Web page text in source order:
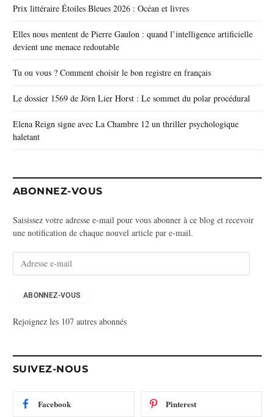
Prix littéraire Étoiles Bleues 2026 : Océan et livres
Elles nous mentent de Pierre Gaulon : quand l’intelligence artificielle
devient une menace redoutable
Tu ou vous ? Comment choisir le bon registre en français
Le dossier 1569 de Jörn Lier Horst : Le sommet du polar procédural
Elena Reign signe avec La Chambre 12 un thriller psychologique
haletant
ABONNEZ-VOUS
Saisissez votre adresse e-mail pour vous abonner à ce blog et recevoir
une notification de chaque nouvel article par e-mail.
s
-
m
ABONNEZ-VOUS
Rejoignez les 107 autres abonnés
SUIVEZ-NOUS
Facebook Pinterest